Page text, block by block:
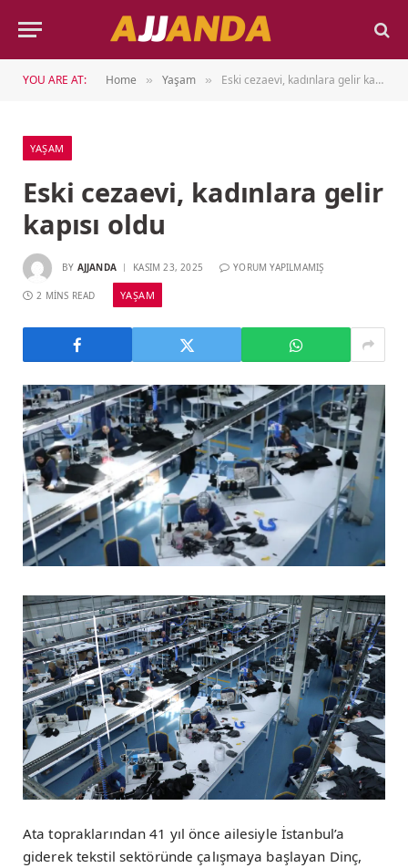
YOU ARE AT: Home » Yaşam » Eski cezaevi, kadınlara gelir kapısı oldu
YAŞAM
Eski cezaevi, kadınlara gelir
kapısı oldu
BY AJJANDA KASIM 23, 2025 YORUM YAPILMAMIŞ
2 MINS READ YAŞAM
Ata topraklarından 41 yıl önce ailesiyle İstanbul’a
giderek tekstil sektöründe çalışmaya başlayan Dinç,